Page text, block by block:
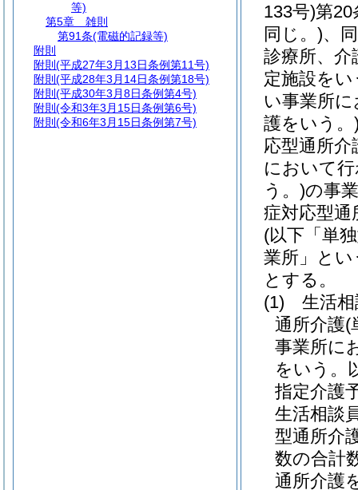
133号)第20
同じ。)、
診療所、介
定施設を
い事業所
護をいう。
応型通所介
において
う。)の事
症対応型通
(以下「単
業所」とい
とする。
(1)
生活
通所介護(
事業所に
をいう。
指定介護
生活相談
型通所介
数の合計
通所介護
等)
第5章
雑則
第91条(電磁的記録等)
附則
附則 (平成27年3月13日条例第11号)
附則 (平成28年3月14日条例第18号)
附則 (平成30年3月8日条例第4号)
附則 (令和3年3月15日条例第6号)
附則 (令和6年3月15日条例第7号)